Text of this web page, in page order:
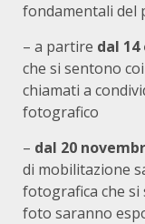
fondamentali del
– a partire dal
che si sentono
chiamati a
fotografico
– dal 20
di mobilitazione
fotografica che si
foto saranno